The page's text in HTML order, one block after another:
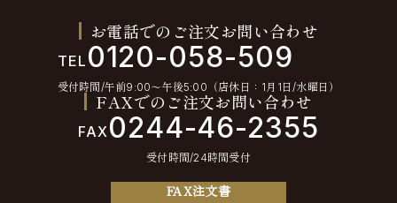
お電話でのご注文お問い合わせ
TEL 0120-058-509
受付時間/午前9:00〜午後5:00（店休日：1月1日/水曜日）
FAXでのご注文お問い合わせ
FAX0244-46-2355
受付時間/24時間受付
FAX注文書